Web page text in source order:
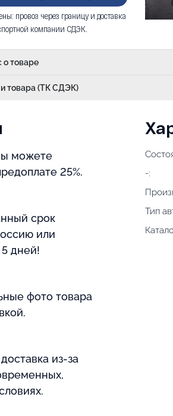
провоз через границу и доставка
компании СДЭК.
о товаре
товара (ТК СДЭК)
можете
25%.
срок
или
дней!
фото товара
из-за
-:
Тип